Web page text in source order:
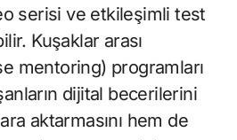
serisi ve etkileşimli test
Kuşaklar arası
mentoring) programları
dijital becerilerini
aktarmasını hem de